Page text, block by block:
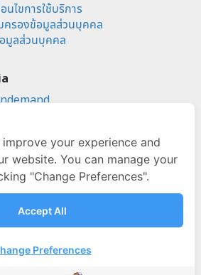
นไขการใช้บริการ
ครองข้อมูลส่วนบุคคล
มูลส่วนบุคคล
your experience and
website. You can manage your
"Change Preferences".
Accept All
Preferences